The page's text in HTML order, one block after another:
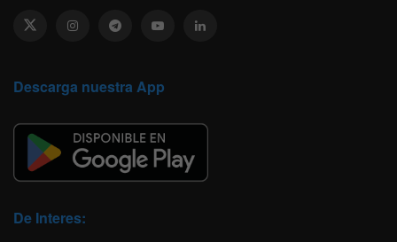
Descarga nuestra App
De Interes: